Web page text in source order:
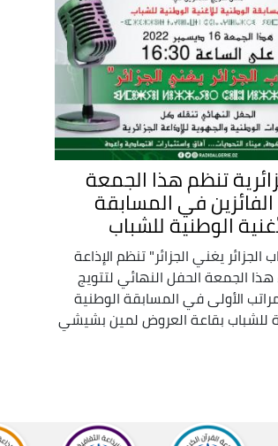
تنظم هذا الجمعة
في المسابقة
الوطنية للشباب
يغني الجزائر" تنظم الإذاعة
هذا الجمعة الحفل النهائي لتتويج
الأولى في المسابقة الوطنية
للشباب بقاعة العروض لمين بشيشي